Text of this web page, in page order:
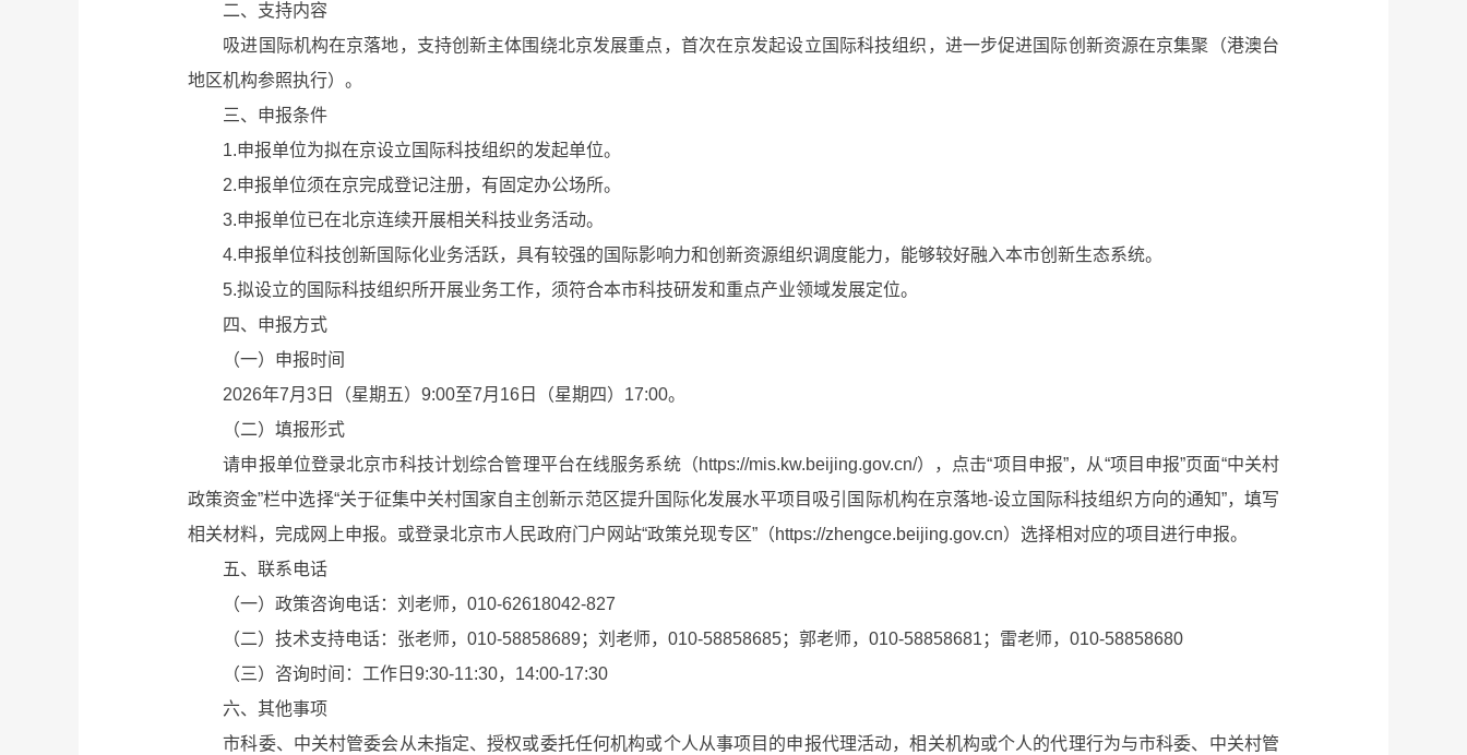
二、支持内容
吸进国际机构在京落地，支持创新主体围绕北京发展重点，首次在京发起设立国际科技组织，进一步促进国际创新资源在京集聚（港澳台
地区机构参照执行）。
三、申报条件
1.申报单位为拟在京设立国际科技组织的发起单位。
2.申报单位须在京完成登记注册，有固定办公场所。
3.申报单位已在北京连续开展相关科技业务活动。
4.申报单位科技创新国际化业务活跃，具有较强的国际影响力和创新资源组织调度能力，能够较好融入本市创新生态系统。
5.拟设立的国际科技组织所开展业务工作，须符合本市科技研发和重点产业领域发展定位。
四、申报方式
（一）申报时间
2026年7月3日（星期五）9:00至7月16日（星期四）17:00。
（二）填报形式
请申报单位登录北京市科技计划综合管理平台在线服务系统（https://mis.kw.beijing.gov.cn/），点击“项目申报”，从“项目申报”页面“中关村
政策资金”栏中选择“关于征集中关村国家自主创新示范区提升国际化发展水平项目吸引国际机构在京落地-设立国际科技组织方向的通知”，填写
相关材料，完成网上申报。或登录北京市人民政府门户网站“政策兑现专区”（https://zhengce.beijing.gov.cn）选择相对应的项目进行申报。
五、联系电话
（一）政策咨询电话：刘老师，010-62618042-827
（二）技术支持电话：张老师，010-58858689；刘老师，010-58858685；郭老师，010-58858681；雷老师，010-58858680
（三）咨询时间：工作日9:30-11:30，14:00-17:30
六、其他事项
市科委、中关村管委会从未指定、授权或委托任何机构或个人从事项目的申报代理活动，相关机构或个人的代理行为与市科委、中关村管